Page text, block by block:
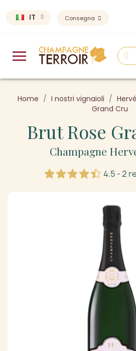
IT Consegna
Home I nostri vignaioli
Grand Cru
Brut Rose
Champagne
4.5 - 2